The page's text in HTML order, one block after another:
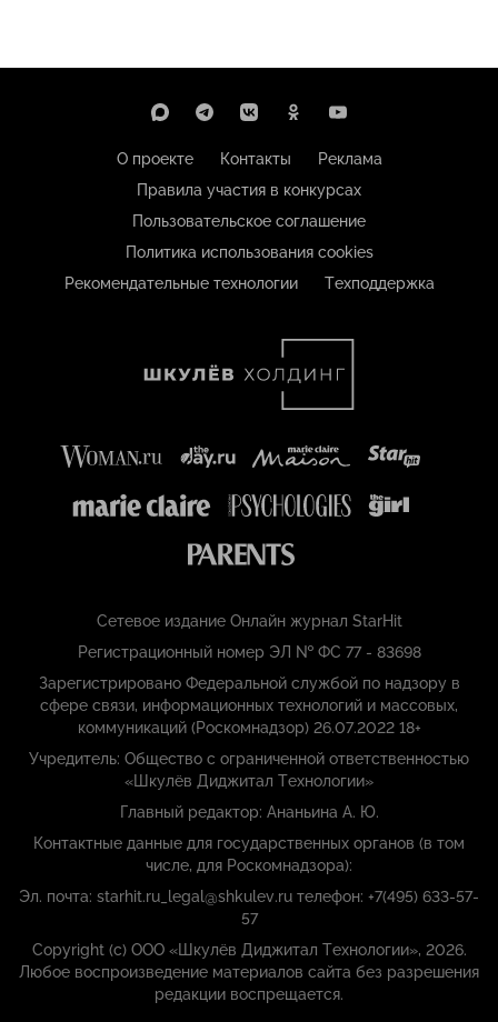
О проекте Контакты
Реклама
Правила участия в конкурсах
Пользовательское соглашение
Политика использования cookies
Рекомендательные технологии
Техподдержка
Сетевое издание Онлайн журнал StarHit
Регистрационный номер ЭЛ № ФС 77 - 83698
Зарегистрировано Федеральной службой по надзору в
сфере связи, информационных технологий и массовых,
коммуникаций (Роскомнадзор) 26.07.2022 18+
Учредитель: Общество с ограниченной ответственностью
«Шкулёв Диджитал Технологии»
Главный редактор: Ананьина А. Ю.
Контактные данные для государственных органов (в том
числе, для Роскомнадзора):
Эл. почта: starhit.ru_legal@shkulev.ru телефон: +7(495) 633-57-
57
Copyright (с) ООО «Шкулёв Диджитал Технологии», 2026.
Любое воспроизведение материалов сайта без разрешения
редакции воспрещается.